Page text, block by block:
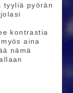
tyyliä pyörän
kontrastia
aina
nämä